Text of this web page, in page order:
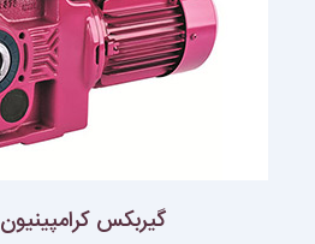
گيربكس كرامپينيون yilmaz